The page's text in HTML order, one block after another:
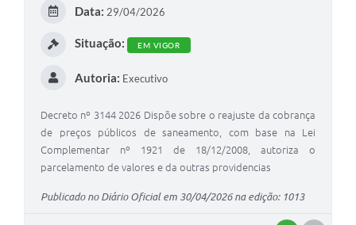
Data: 29/04/2026
Situação: EM VIGOR
Autoria: Executivo
Decreto nº 3144 2026 Dispõe sobre o reajuste da cobrança
de preços públicos de saneamento, com base na Lei
Complementar nº 1921 de 18/12/2008, autoriza o
parcelamento de valores e da outras providencias
Publicado no Diário Oficial em 30/04/2026 na edição: 1013